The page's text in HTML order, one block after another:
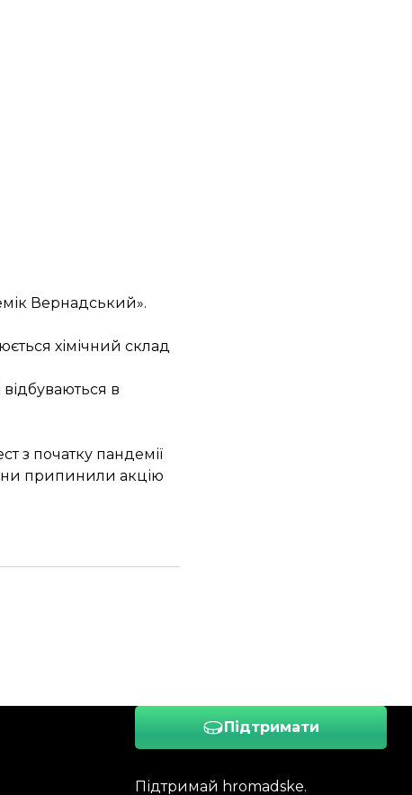
Вернадський».
хімічний склад
в
з початку пандемії
припинили акцію
Підтримати
Підтримай hromadske.